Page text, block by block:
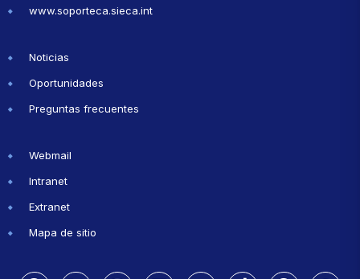
www.soporteca.sieca.int
Noticias
Oportunidades
Preguntas frecuentes
Webmail
Intranet
Extranet
Mapa de sitio